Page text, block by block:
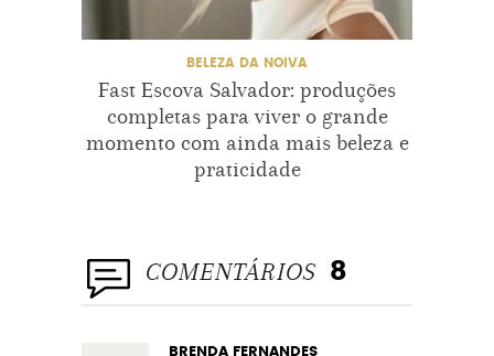
BELEZA DA NOIVA
Fast Escova Salvador: produções
completas para viver o grande
momento com ainda mais beleza e
praticidade
COMENTÁRIOS 8
BRENDA FERNANDES